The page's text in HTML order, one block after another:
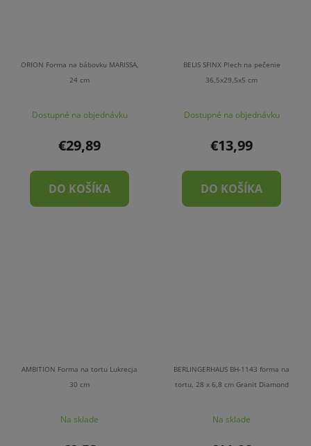
ORION Forma na bábovku MARISSA,
24 cm
Dostupné na objednávku
€29,89
DO KOŠÍKA
BELIS SFINX Plech na pečenie
36,5x29,5x5 cm
Dostupné na objednávku
€13,99
DO KOŠÍKA
AMBITION Forma na tortu Lukrecja
30 cm
Na sklade
BERLINGERHAUS BH-1143 forma na
tortu, 28 x 6,8 cm Granit Diamond
Na sklade